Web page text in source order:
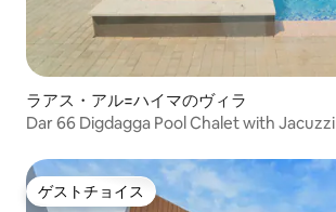
ラアス・アル=ハイマのヴィラ
Dar 66 Digdagga Pool Chalet with Jacuzzi
ゲストチョイス
ゲストチョイス